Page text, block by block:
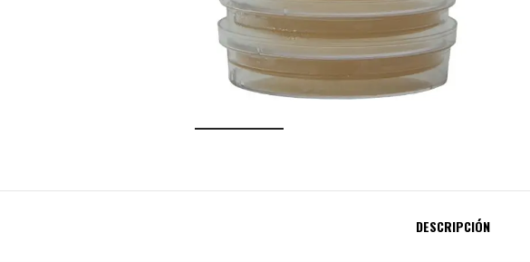
DESCRIPCIÓN